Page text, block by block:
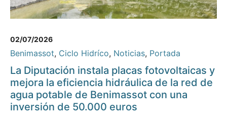
02/07/2026
Benimassot, Ciclo Hidríco, Noticias, Portada
La Diputación instala placas fotovoltaicas y
mejora la eficiencia hidráulica de la red de
agua potable de Benimassot con una
inversión de 50.000 euros